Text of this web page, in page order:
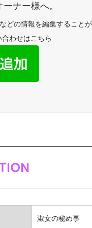
ナー様へ。
どの情報を編集すること
合わせはこちら
淑女の秘め事